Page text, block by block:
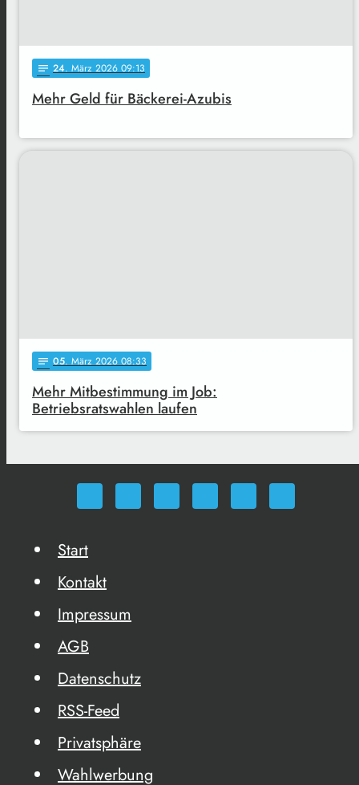
notes 24. März 2026 09:13
Mehr Geld für Bäckerei-Azubis
notes 05. März 2026 08:33
Mehr Mitbestimmung im Job:
Betriebsratswahlen laufen
Start
Kontakt
Impressum
AGB
Datenschutz
RSS-Feed
Privatsphäre
Wahlwerbung